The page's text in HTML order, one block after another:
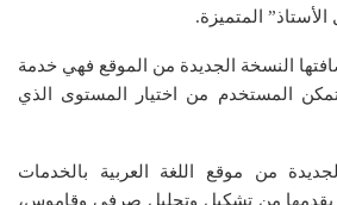
المتميزة.
أضافتها النسخة الجديدة من الموقع فهي خدمة
المستخدم من اختيار المستوى الذي
من موقع اللغة العربية بالخدمات
يقدمها من تشكيل وتحليل صرفي وقاموس،